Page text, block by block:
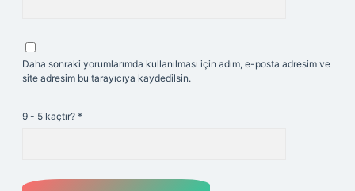
Daha sonraki yorumlarımda kullanılması için adım, e-posta adresim ve
site adresim bu tarayıcıya kaydedilsin.
9 - 5 kaçtır? *